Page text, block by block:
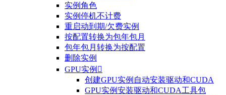
实例角色
实例停机不计费
重启动到期/欠费实例
按配置转换为包年包月
包年包月转换为按配置
删除实例
GPU实例 
创建GPU实例自动安装驱动和CUDA
GPU实例安装驱动和CUDA工具包